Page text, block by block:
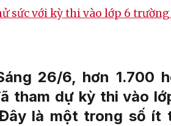
sức với kỳ thi vào lớp 6
26/6, hơn 1.700
tham dự kỳ thi vào
là một trong số